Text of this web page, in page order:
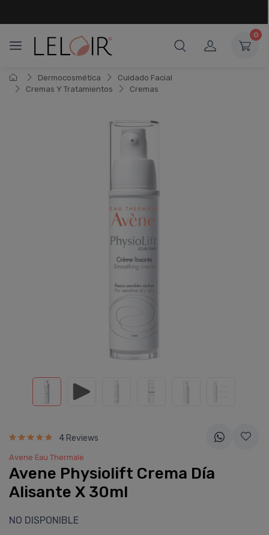
0
Dermocosmética
Cuidado Facial
Cremas Y Tratamientos
Cremas
4 Reviews
Avene Eau Thermale
Avene Physiolift Crema Dí­a
Alisante X 30ml
NO DISPONIBLE